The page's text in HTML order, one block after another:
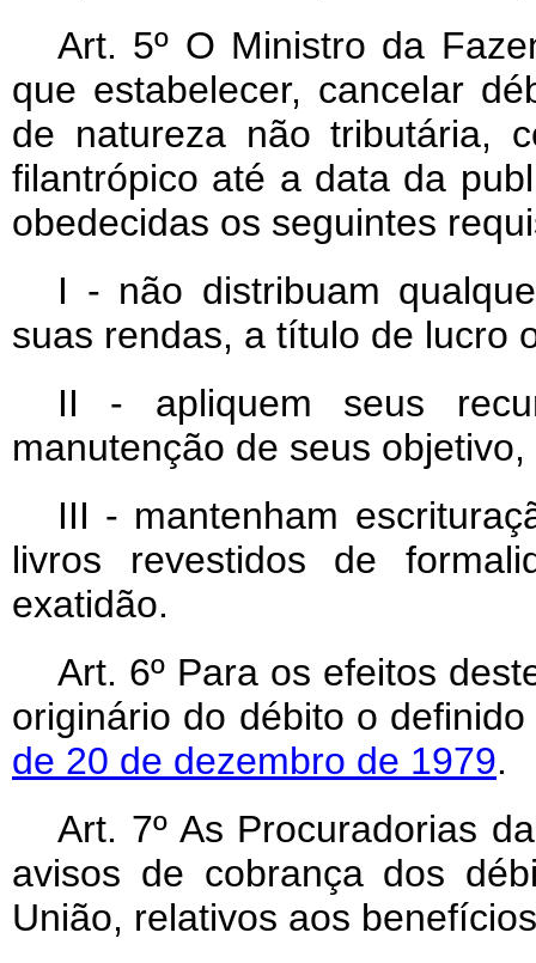
Art. 5º O Ministro da
que estabelecer, cancelar
de natureza não tributária,
filantrópico até a data da
obedecidas os seguintes
I - não distribuam
suas rendas, a título de lucro
II - apliquem seus
manutenção de seus
III - mantenham
livros revestidos de
exatidão.
Art. 6º Para os efeitos
originário do débito o
de 20 de dezembro de 1979.
Art. 7º As Procuradorias
avisos de cobrança dos
União, relativos aos